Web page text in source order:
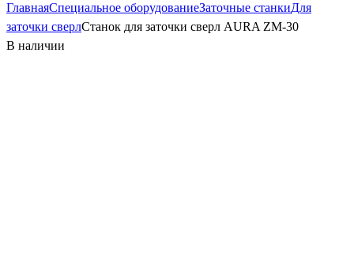
ГлавнаяСпециальное оборудованиеЗаточные станкиДля
заточки сверлСтанок для заточки сверл AURA ZM-30
В наличии